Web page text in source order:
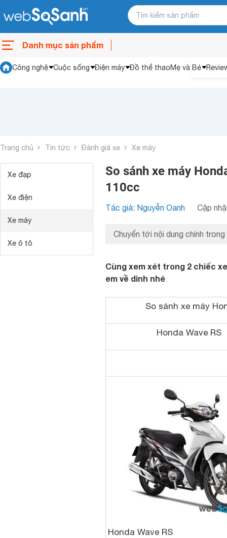
Danh mục sản phẩm
Công nghệ Cuộc sống Điện máy Đồ thể thaoMẹ và Bé
Trang chủ Tin tức Đánh giá xe Xe máy
Xe đạp
Xe điện
Xe máy
Xe ô tô
So sánh xe máy
110cc
Tác giả: Nguyễn Oanh Cập
Chuyển tới nội dung chính trong
Cùng xem xét trong 2 chiếc
em về dinh nhé
So sánh xe máy
Honda Wave RS
Honda Wave RS